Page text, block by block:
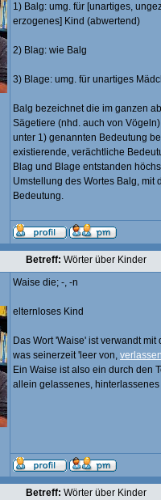
1) Balg: umg. für [unartiges,
erzogenes] Kind (abwertend)
2) Blag: wie Balg
3) Blage: umg. für unartiges
Balg bezeichnet die im ganzen
Sägetiere (nhd. auch von
unter 1) genannten Bedeutung
existierende, verächtliche
Blag und Blage entstanden
Umstellung des Wortes Balg, mit
Bedeutung.
Betreff: Wörter über Kinder
Waise die; -, -n
elternloses Kind
Das Wort 'Waise' ist verwandt
was seinerzeit 'leer von, verlassen
Ein Waise ist also ein durch den
allein gelassenes, hinterlassenes
Betreff: Wörter über Kinder